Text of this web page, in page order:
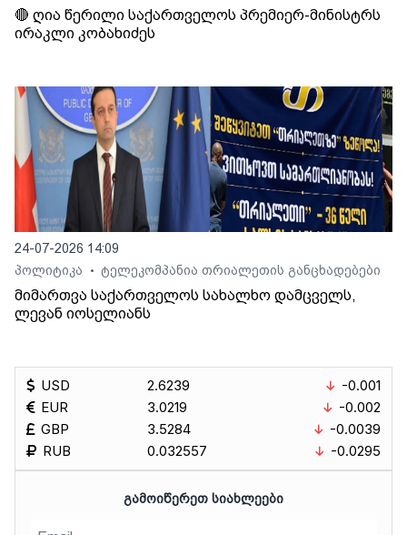
🔴 ღია წერილი საქართველოს პრემიერ-მინისტრს
ირაკლი კობახიძეს
24-07-2026 14:09
პოლიტიკა
• ტელეკომპანია თრიალეთის განცხადებები
მიმართვა საქართველოს სახალხო დამცველს,
ლევან იოსელიანს
USD
EUR
GBP
RUB
2.6239
3.0219
3.5284
0.032557
-0.001
-0.002
-0.0039
-0.0295
ᲒᲐᲛᲝᲘᲬᲔᲠᲔᲗ ᲡᲘᲐᲮᲚᲔᲔᲑᲘ